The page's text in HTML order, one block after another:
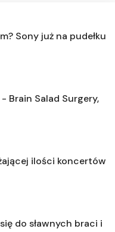
Sony już na pudełku
Brain Salad Surgery,
ilości koncertów
do sławnych braci i